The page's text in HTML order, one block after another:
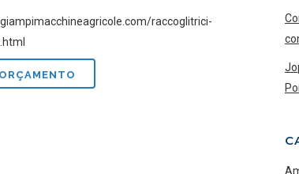
raccoglitrici-